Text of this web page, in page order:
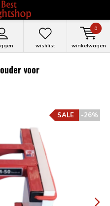
wishlist winkelwagen
0
voor
-26%
SALE